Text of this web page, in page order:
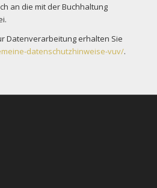
an die mit der Buchhaltung
Datenverarbeitung erhalten Sie
datenschutzhinweise-vuv/.